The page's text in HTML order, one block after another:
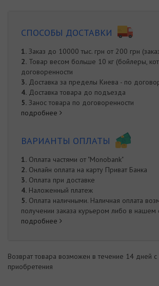
СПОСОБЫ ДОСТАВКИ
1. Заказ до 10000 тыс. грн от 200 грн
2. Товар весом больше 10 кг (бойлеры,
договоренности
3. Доставка за пределы Киева - по
4. Доставка товара до подъезда
5. Занос товара по договоренности
подробнее
ВАРИАНТЫ ОПЛАТЫ
1. Оплата частями от "Monobank"
2. Онлайн оплата на карту Приват Банка
3. Оплата при доставке
4. Наложенный платеж
5. Оплата наличными. Наличная оплата
получении заказа курьером либо в нашем
подробнее
Возврат товара возможен в течение 14 дней
приобретения